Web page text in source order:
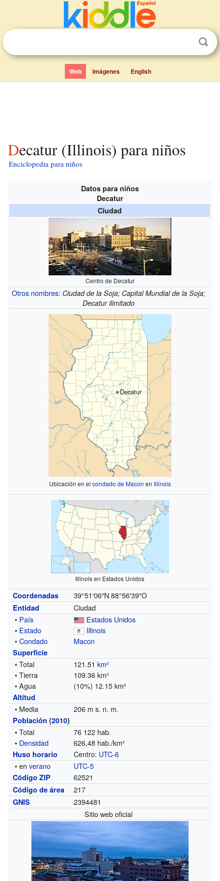
Web Imágenes English
Decatur (Illinois) para niños
Enciclopedia para niños
Datos para niños
Decatur
Ciudad
Centro de Decatur
Otros nombres: Ciudad de la Soja; Capital Mundial de la Soja;
Decatur ilimitado
Decatur
Ubicación en el condado de Macon en Illinois
Illinois en Estados Unidos
Coordenadas 39°51′06″N 88°56′39″O
Entidad
Ciudad
• País
Estados Unidos
• Estado
Illinois
•Condado Macon
Superficie
• Total 121.51km²
• Tierra
109.36 km²
• Agua
(10%) 12.15 km²
Altitud
• Media 206 m s. n. m.
Población (2010)
• Total
76 122 hab.
• Densidad 626,48 hab./km²
Huso horario Centro: UTC-6
• enverano UTC-5
Código ZIP 62521
Código de área 217
GNIS
2394481
Sitio web oficial